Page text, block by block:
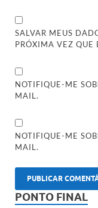
SALVAR MEUS
PRÓXIMA VEZ QUE
NOTIFIQUE-ME
MAIL.
NOTIFIQUE-ME
MAIL.
PONTO FINAL